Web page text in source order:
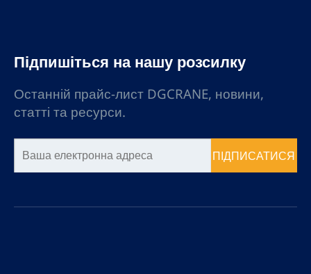
Підпишіться на нашу розсилку
Останній прайс-лист DGCRANE, новини,
статті та ресурси.
ПІДПИСАТИСЯ